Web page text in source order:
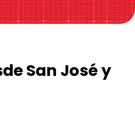
San José y